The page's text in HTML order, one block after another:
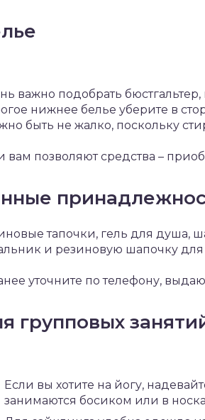
важно подобрать
нижнее белье уберите в
быть не жалко, поскольку
вам позволяют средства –
тапочки, гель для душа,
и резиновую шапочку
уточните по телефону,
групповых
Если вы хотите на йогу,
занимаются босиком или в